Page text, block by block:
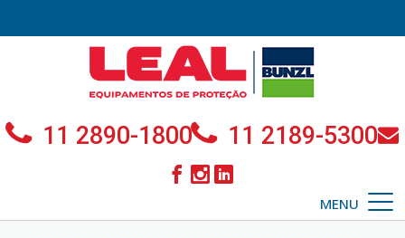
11 2890-1800 11 2189-5300
MENU